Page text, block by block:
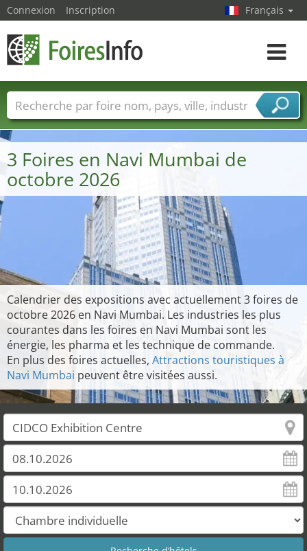
3 Foires en Navi Mumbai de
octobre 2026
Calendrier des expositions avec actuellement 3 foires de
octobre 2026 en Navi Mumbai. Les industries les plus
courantes dans les foires en Navi Mumbai sont les
énergie, les pharma et les technique de commande.
En plus des foires actuelles, Attractions touristiques à
Navi Mumbai peuvent être visitées aussi.
Connexion Inscription Français
Toggle
Foire noms Pays Villes
Secteurs de foire
Secteurs du fournisseur de services